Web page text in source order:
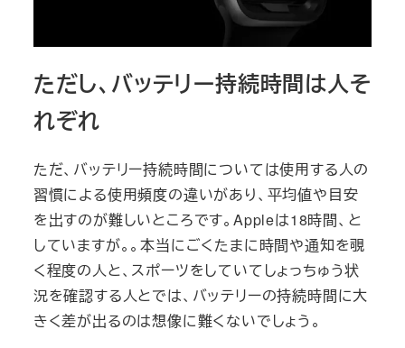
ただし、バッテリー持続時間は人そ
れぞれ
ただ、バッテリー持続時間については使用する人の
習慣による使用頻度の違いがあり、平均値や目安
を出すのが難しいところです。Appleは18時間、と
していますが。。本当にごくたまに時間や通知を覗
く程度の人と、スポーツをしていてしょっちゅう状
況を確認する人とでは、バッテリーの持続時間に大
きく差が出るのは想像に難くないでしょう。